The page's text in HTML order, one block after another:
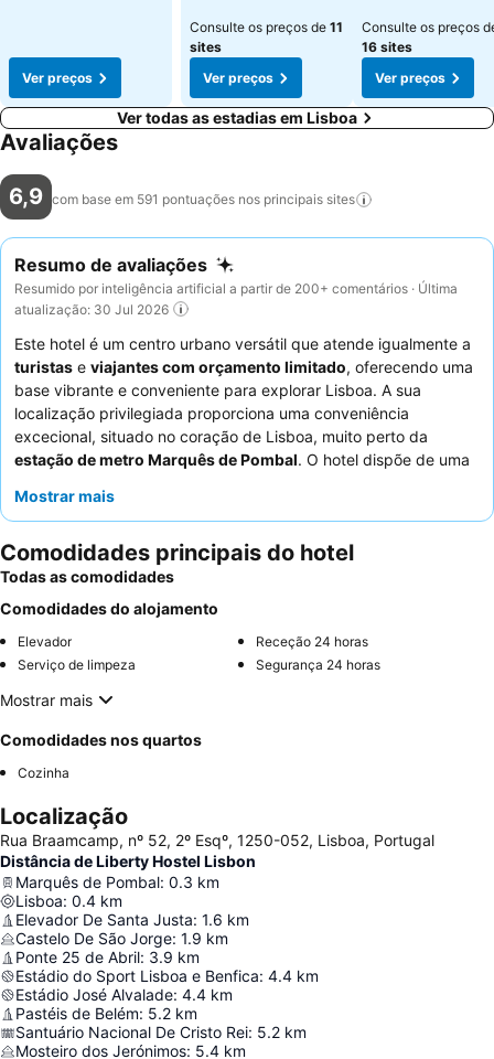
Ver preços
Consulte os preços de 11
sites
Ver preços
Consulte os preços
16 sites
Ver preços
Ver todas as estadias em Lisboa
Avaliações
6,9 com base em 591 pontuações nos principais sites
Resumo de avaliações
Resumido por inteligência artificial a partir de 200+ comentários · Última
atualização: 30 Jul 2026
Este hotel é um centro urbano versátil que atende igualmente a
turistas e viajantes com orçamento limitado, oferecendo uma
base vibrante e conveniente para explorar Lisboa. A sua
localização privilegiada proporciona uma conveniência
excecional, situado no coração de Lisboa, muito perto da
estação de metro Marquês de Pombal. O hotel dispõe de uma
promovendo a interação social entre os hóspedes. Os hóspedes
do pessoal, que é frequentemente elogiado pela sua calorosa
receção e eficiência. Para uma experiência mais relaxante,
considere utilizar o terraço
Mostrar mais
Comodidades principais do hotel
Todas as comodidades
Comodidades do alojamento
Elevador
Receção 24 horas
Serviço de limpeza
Segurança 24 horas
Mostrar mais
Comodidades nos quartos
Cozinha
Localização
Rua Braamcamp, nº 52, 2º Esqº, 1250-052, Lisboa, Portugal
Distância de Liberty Hostel Lisbon
Marquês de Pombal: 0.3 km
Lisboa: 0.4 km
Elevador De Santa Justa: 1.6 km
Castelo De São Jorge: 1.9 km
Ponte 25 de Abril: 3.9 km
Estádio do Sport Lisboa e Benfica: 4.4 km
Estádio José Alvalade: 4.4 km
Pastéis de Belém: 5.2 km
Santuário Nacional De Cristo Rei: 5.2 km
Mosteiro dos Jerónimos: 5.4 km